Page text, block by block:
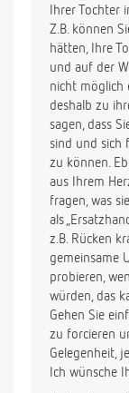
Ihrer Tochter
Z.B. können
hätten, Ihre
und auf der
nicht möglich
deshalb zu
sagen, dass
sind und sich
zu können.
aus Ihrem
fragen, was
als
z.B. Rücken
gemeinsame
probieren,
würden, das
Gehen Sie
zu forcieren
Gelegenheit,
Ich wünsche